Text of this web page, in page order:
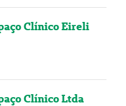
Clínico Eireli
Clínico Ltda